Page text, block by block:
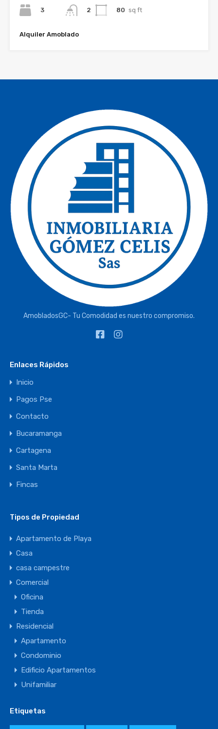
3
2
80 sq ft
Alquiler Amoblado
AmobladosGC- Tu Comodidad es nuestro compromiso.
Enlaces Rápidos
Inicio
Pagos Pse
Contacto
Bucaramanga
Cartagena
Santa Marta
Fincas
Tipos de Propiedad
Apartamento de Playa
Casa
casa campestre
Comercial
Oficina
Tienda
Residencial
Apartamento
Condominio
Edificio Apartamentos
Unifamiliar
Etiquetas